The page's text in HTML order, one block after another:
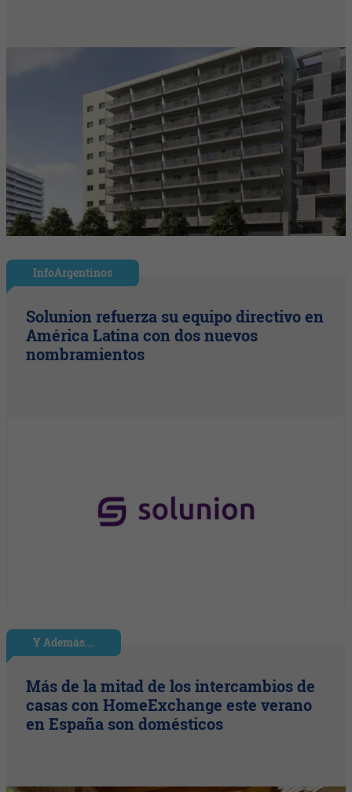
InfoArgentinos
Solunion refuerza su equipo directivo en
América Latina con dos nuevos
nombramientos
Y Además...
Más de la mitad de los intercambios de
casas con HomeExchange este verano
en España son domésticos